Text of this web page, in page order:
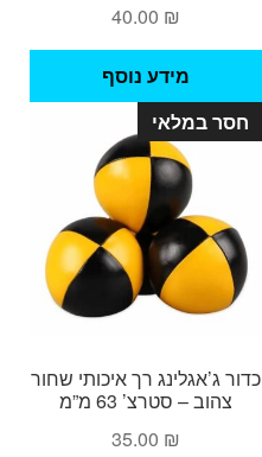
40.00 ₪
מידע נוסף
חסר במלאי
כדור ג’אגלינג רך איכותי שחור
צהוב – סטרצ’ 63 מ”מ
35.00 ₪